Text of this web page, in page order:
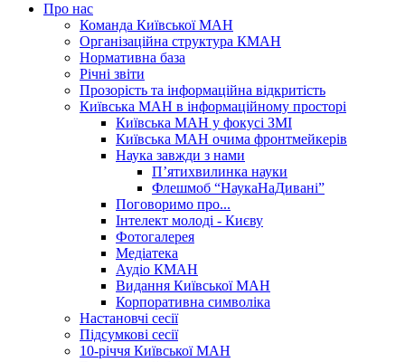
Про нас
Команда Київської МАН
Організаційна структура КМАН
Нормативна база
Річні звіти
Прозорість та інформаційна відкритість
Київська МАН в інформаційному просторі
Київська МАН у фокусі ЗМІ
Київська МАН очима фронтмейкерів
Наука завжди з нами
П’ятихвилинка науки
Флешмоб “НаукаНаДивані”
Поговоримо про...
Інтелект молоді - Києву
Фотогалерея
Медіатека
Аудіо КМАН
Видання Київської МАН
Корпоративна символіка
Настановчі сесії
Підсумкові сесії
10-річчя Київської МАН